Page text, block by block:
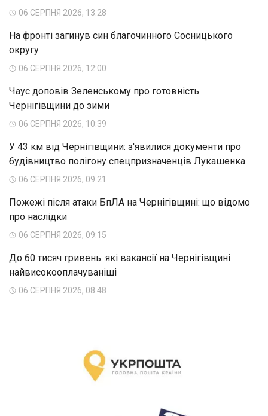
06 СЕРПНЯ 2026, 13:28
На фронті загинув син благочинного Сосницького
округу
06 СЕРПНЯ 2026, 12:00
Чаус доповів Зеленському про готовність
Чернігівщини до зими
06 СЕРПНЯ 2026, 10:39
У 43 км від Чернігівщини: з'явилися документи про
будівництво полігону спецпризначенців Лукашенка
06 СЕРПНЯ 2026, 09:21
Пожежі після атаки БпЛА на Чернігівщині: що відомо
про наслідки
06 СЕРПНЯ 2026, 09:15
До 60 тисяч гривень: які вакансії на Чернігівщині
найвисокооплачуваніші
06 СЕРПНЯ 2026, 08:48